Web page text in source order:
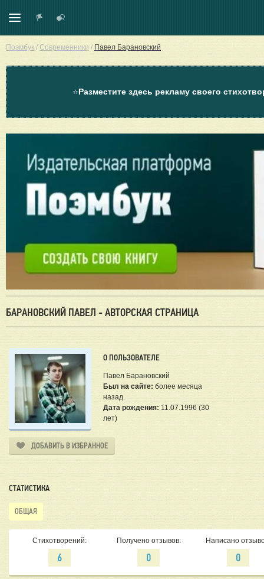
Поэмбук / Современники / Павел Барановский
⭐Разместите здесь рекламу своего
БАРАНОВСКИЙ ПАВЕЛ - АВТОРСКАЯ СТРАНИЦА
О ПОЛЬЗОВАТЕЛЕ
Павел Барановский
Был на сайте: более месяца
назад.
Дата рождения: 11.07.1996 (30
лет)
ДОБАВИТЬ В ИЗБРАННОЕ
СТАТИСТИКА
ОБЩАЯ
Стихотворений:
6
Получено отзывов:
0
Написано
0